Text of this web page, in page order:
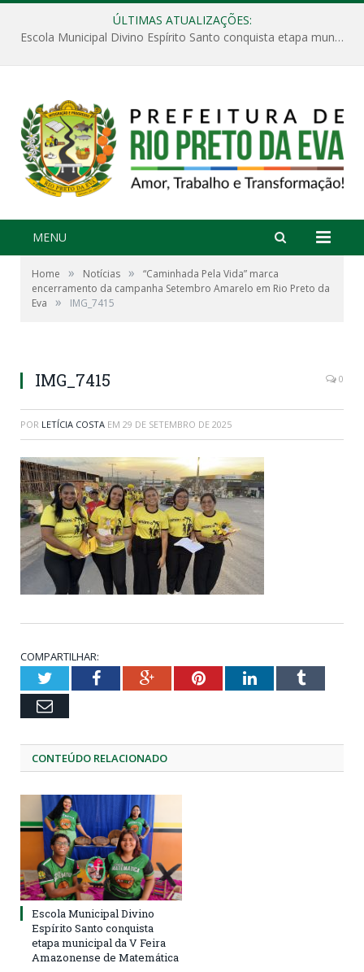
ÚLTIMAS ATUALIZAÇÕES:
Escola Municipal Divino Espírito Santo conquista etapa municipal da V Feira Amazonense de Matemática
MENU
Home » Notícias »
“Caminhada Pela Vida” marca
encerramento da campanha Setembro Amarelo em Rio Preto da
Eva
» IMG_7415
IMG_7415 0
POR LETÍCIA COSTA EM 29 DE SETEMBRO DE 2025
COMPARTILHAR:
TwitterFacebookGoogle+PinterestLinkedInTumblr
Email
CONTEÚDO RELACIONADO
Escola Municipal Divino
Espírito Santo conquista
etapa municipal da V Feira
Amazonense de Matemática